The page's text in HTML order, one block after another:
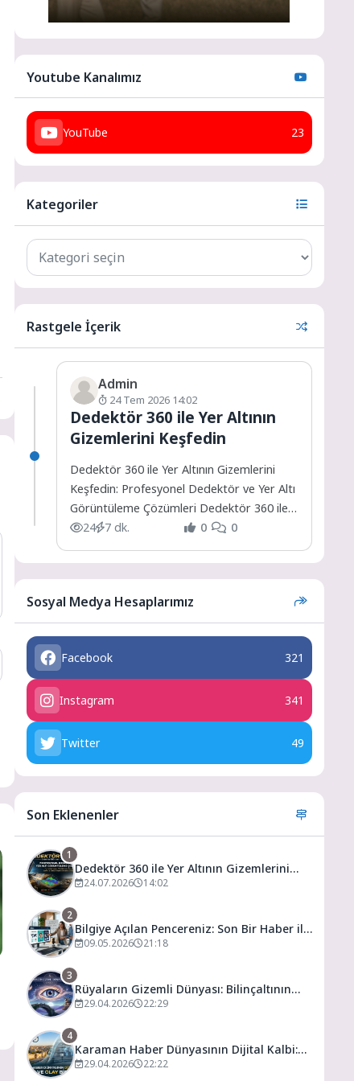
Youtube Kanalımız
YouTube 23
Kategoriler
Rastgele İçerik
Admin
24 Tem 2026 14:02
Dedektör 360 ile Yer Altının
Gizemlerini Keşfedin
Dedektör 360 ile Yer Altının Gizemlerini
Keşfedin: Profesyonel Dedektör ve Yer Altı
Görüntüleme Çözümleri Dedektör 360 ile
Yer Altının Gizemlerini...
24 7 dk. 0 0
Sosyal Medya Hesaplarımız
Facebook 321
Instagram 341
Twitter 49
Son Eklenenler
1
Dedektör 360 ile Yer Altının Gizemlerini
Keşfedin
24.07.2026 14:02
2
Bilgiye Açılan Pencereniz: Son Bir Haber ile
Tanıyın ve Keşfedin
09.05.2026 21:18
3
Rüyaların Gizemli Dünyası: Bilinçaltının
Kapısını Aralamak
29.04.2026 22:29
4
Karaman Haber Dünyasının Dijital Kalbi:
Gündem ve Olay
29.04.2026 22:22